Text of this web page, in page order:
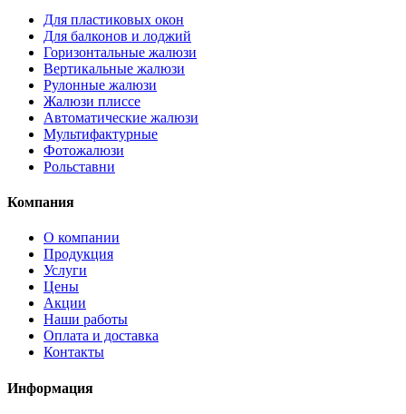
Для пластиковых окон
Для балконов и лоджий
Горизонтальные жалюзи
Вертикальные жалюзи
Рулонные жалюзи
Жалюзи плиссе
Автоматические жалюзи
Мультифактурные
Фотожалюзи
Рольставни
Компания
О компании
Продукция
Услуги
Цены
Акции
Наши работы
Оплата и доставка
Контакты
Информация